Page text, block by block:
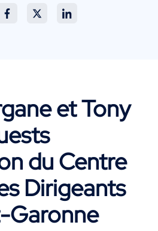
et Tony
du Centre
Dirigeants